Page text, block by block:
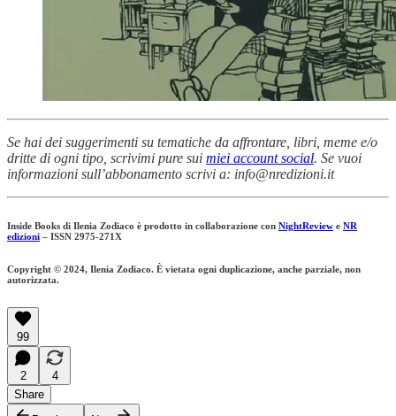
Se hai dei suggerimenti su tematiche da affrontare, libri, meme e/o
dritte di ogni tipo, scrivimi pure sui miei account social. Se vuoi
informazioni sull’abbonamento scrivi a: info@nredizioni.it
Inside Books di Ilenia Zodiaco è prodotto in collaborazione con NightReview e NR
edizioni – ISSN 2975-271X
Copyright © 2024, Ilenia Zodiaco. È vietata ogni duplicazione, anche parziale, non
autorizzata.
99
2
4
Share